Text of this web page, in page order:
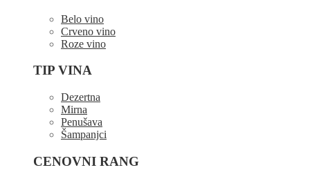
Belo vino
Crveno vino
Roze vino
TIP VINA
Dezertna
Mirna
Penušava
Šampanjci
CENOVNI RANG